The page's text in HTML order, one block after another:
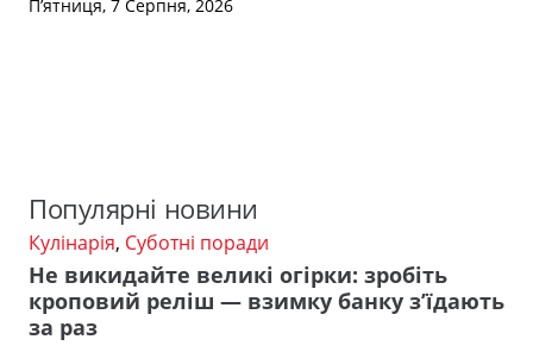
П’ятниця, 7 Серпня, 2026
Популярні новини
Кулінарія, Суботні поради
Не викидайте великі огірки: зробіть
кроповий реліш — взимку банку з’їдають
за раз